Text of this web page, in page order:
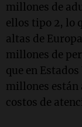
millones de
ellos tipo 2, lo
altas de
millones de
que en
millones están
costos de